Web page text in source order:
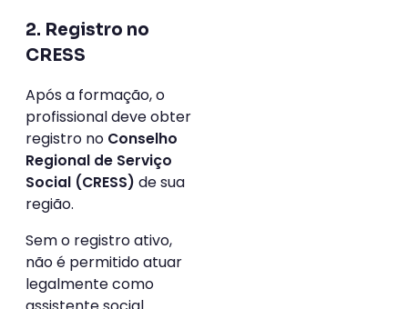
2. Registro no
CRESS
Após a formação, o
profissional deve obter
registro no Conselho
Regional de Serviço
Social (CRESS) de sua
região.
Sem o registro ativo,
não é permitido atuar
legalmente como